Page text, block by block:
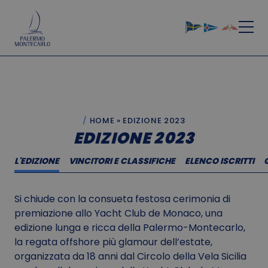
HOME » EDIZIONE 2023
EDIZIONE 2023
L'EDIZIONE VINCITORI E CLASSIFICHE ELENCO ISCRITTI
Si chiude con la consueta festosa cerimonia di
premiazione allo Yacht Club de Monaco, una
edizione lunga e ricca della Palermo-Montecarlo,
la regata offshore più glamour dell’estate,
organizzata da 18 anni dal Circolo della Vela Sicilia